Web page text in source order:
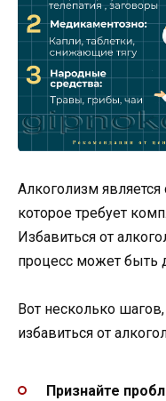
Алкоголизм
которое требует
Избавиться от
процесс может быть
Вот несколько
избавиться от
Признайте